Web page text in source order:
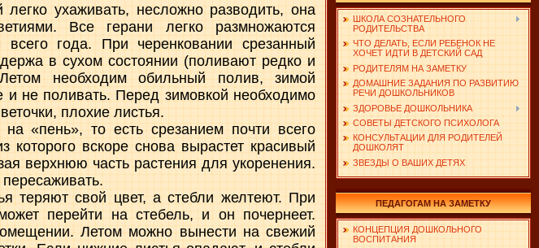
ухаживать, несложно разводить, она
Все герани легко размножаются
года. При черенковании срезанный
в сухом состоянии (поливают редко и
необходим обильный полив, зимой
не поливать. Перед зимовкой необходимо
плохие листья.
«пень», то есть срезанием почти всего
которого вскоре снова вырастет красивый
верхнюю часть растения для укоренения.
теряют свой цвет, а стебли желтеют. При
перейти на стебель, и он почернеет.
Летом можно вынести на свежий
ШКОЛА СОЗНАТЕЛЬНОГО
РОДИТЕЛЬСТВА
ЧТО ДЕЛАТЬ, ЕСЛИ РЕБЕНОК НЕ
ХОЧЕТ ИДТИ В ДЕТСКИЙ САД
РОДИТЕЛЯМ НА ЗАМЕТКУ
ДОМАШНИЕ ЗАДАНИЯ ПО РАЗВИТИЮ
РЕЧИ ДОШКОЛЬНИКОВ
ЗДОРОВЬЕ ДОШКОЛЬНИКА
СОВЕТЫ ДЕТСКОГО ПСИХОЛОГА
КОНСУЛЬТАЦИИ ДЛЯ РОДИТЕЛЕЙ
ДОШКОЛЯТ
ЗВЕЗДЫ О ВАШИХ ДЕТЯХ
ПЕДАГОГАМ НА ЗАМЕТКУ
КОНЦЕПЦИЯ ДОШКОЛЬНОГО
ВОСПИТАНИЯ